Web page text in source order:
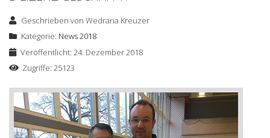
Geschrieben vonWedrana Kreuzer
Kategorie: News 2018
Veröffentlicht: 24. Dezember 2018
Zugriffe: 25123